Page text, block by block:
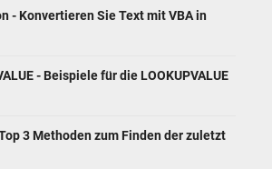
- Konvertieren Sie Text mit VBA in
- Beispiele für die LOOKUPVALUE
3 Methoden zum Finden der zuletzt